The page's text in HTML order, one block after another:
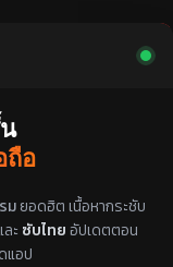
ถือ
มยอดฮิต เนื้อหากระชับ
ะ ซับไทยอัปเดตตอน
แอป